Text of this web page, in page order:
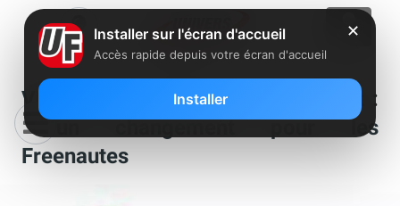
VMware revend Zimbra à Telligent :
aucun changement pour les
Freenautes
✕
Installer sur l'écran d'accueil
Accès rapide depuis votre écran d'accueil
Installer